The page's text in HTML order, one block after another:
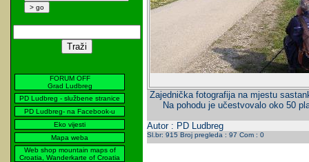
FORUM OFF
Grad Ludbreg
PD Ludbreg - službene stranice
PD Ludbreg- na Facebook-u
Eko vijesti
Mapa weba
Web shop mountain maps of
Croatia, Wanderkarte of Croatia
Zajednička fotografija na mjestu
Na pohodu je učestvovalo oko 50
Autor : PD Ludbreg
Sl.br: 915 Broj pregleda : 97 Com : 0